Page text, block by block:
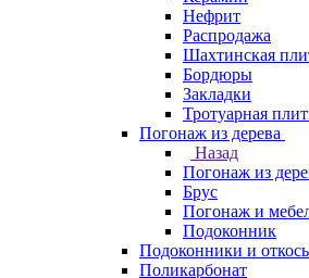
Нефрит
Распродажа
Шахтинская
Бордюры
Закладки
Тротуарная
Погонаж из дерева
Назад
Погонаж из
Брус
Погонаж и
Подоконник
Подоконники и
Поликарбонат